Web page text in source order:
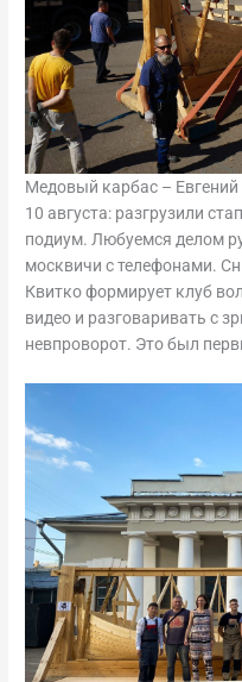
Медовый карбас –
10 августа: разгрузили
подиум. Любуемся делом
москвичи с телефонами.
Квитко формирует клуб
видео и разговаривать с
невпроворот. Это был